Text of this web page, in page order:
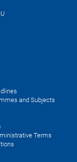
and Subjects
Terms